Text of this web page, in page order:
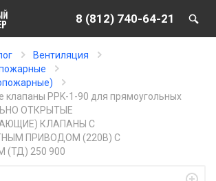
8 (812) 740-64-21
Вентиляция
клапаны PPK-1-90 для прямоугольных
ОТКРЫТЫЕ
КЛАПАНЫ С
ПРИВОДОМ (220В) С
250 900